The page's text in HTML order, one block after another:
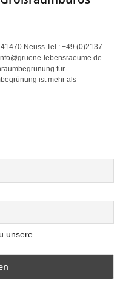
Neuss Tel.: +49 (0)2137
lebensraeume.de
für
ist mehr als
unsere